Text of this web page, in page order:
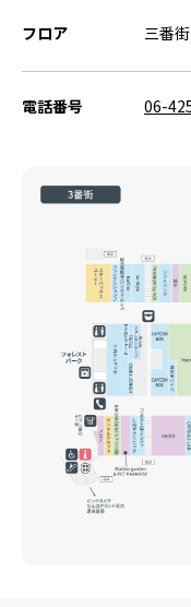
フロア 三番街
電話番号 06-